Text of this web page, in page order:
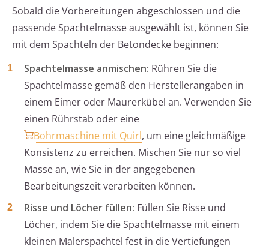
Sobald die Vorbereitungen abgeschlossen und die
passende Spachtelmasse ausgewählt ist, können Sie
mit dem Spachteln der Betondecke beginnen:
Spachtelmasse anmischen: Rühren Sie die
Spachtelmasse gemäß den Herstellerangaben in
einem Eimer oder Maurerkübel an. Verwenden Sie
einen Rührstab oder eine
Bohrmaschine mit Quirl, um eine gleichmäßige
Konsistenz zu erreichen. Mischen Sie nur so viel
Masse an, wie Sie in der angegebenen
Bearbeitungszeit verarbeiten können.
Risse und Löcher füllen: Füllen Sie Risse und
Löcher, indem Sie die Spachtelmasse mit einem
kleinen Malerspachtel fest in die Vertiefungen